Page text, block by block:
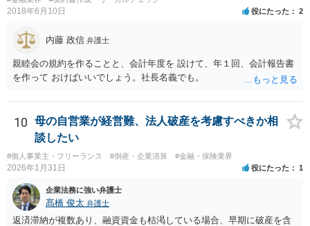
2018年6月10日 役にたった 2
内藤 政信 弁護士
親睦会の規約を作ることと、会計年度を 設けて、年１回、会計報告書
を作って おけばいいでしょう。社長名義でも。
10
母の自営業が経営難、法人破産を考慮すべきか相
談したい
#個人事業主・フリーランス #倒産・企業清算 #金融・保険業界
2026年1月31日 役にたった 1
企業法務に強い弁護士
髙橋 俊太 弁護士
返済滞納が複数あり、融資資金も枯渇している場合、早期に破産を含